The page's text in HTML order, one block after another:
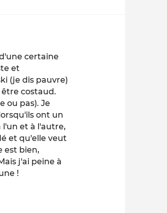
certaine
et
(je dis pauvre)
costaud.
ou pas). Je
ont un
l'un et à l'autre,
et qu'elle veut
est bien,
j'ai peine à
!